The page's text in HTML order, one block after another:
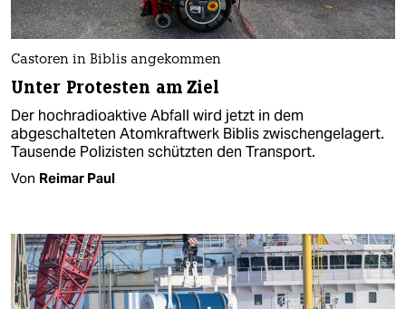
Castoren in Biblis angekommen
Unter Protesten am Ziel
Der hochradioaktive Abfall wird jetzt in dem
abgeschalteten Atomkraftwerk Biblis zwischengelagert.
Tausende Polizisten schützten den Transport.
Von Reimar Paul